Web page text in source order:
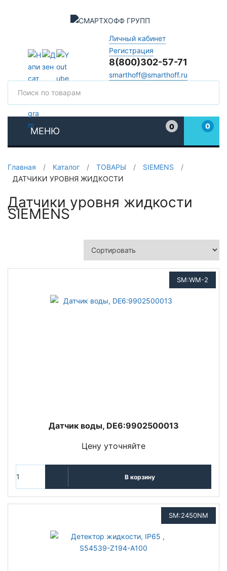
Личный кабинет
Регистрация
8(800)302-57-71
smarthoff@smarthoff.ru
МЕНЮ
0
0
Главная / Каталог / ТОВАРЫ / SIEMENS
/
ДАТЧИКИ УРОВНЯ ЖИДКОСТИ
Датчики уровня жидкости
SIEMENS
SM:WM-2
Датчик воды, DE6:9902500013
Цену уточняйте
В корзину
SM:2450NM